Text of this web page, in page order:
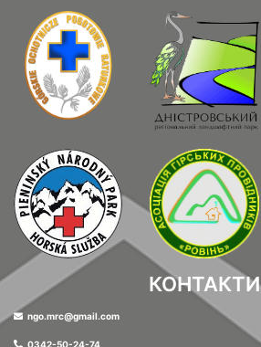
КОНТАКТИ
ngo.mrc@gmail.com
0342-50-24-74